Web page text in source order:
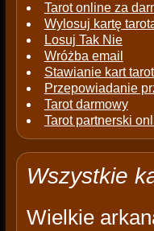
Tarot online za
Wylosuj kartę
Losuj Tak Nie
Wróżba email
Stawianie kart
Przepowiadanie
Tarot darmowy
Tarot partnerski
Wszystkie
Wielkie